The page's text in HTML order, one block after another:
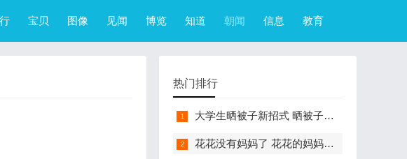
宝贝 图像 见闻 博览 知道 朝闻 信息 教育
热门排行
大学生晒被子新招式 晒被子新花样实在太机智
花花没有妈妈了 花花的妈妈是哪只大熊猫